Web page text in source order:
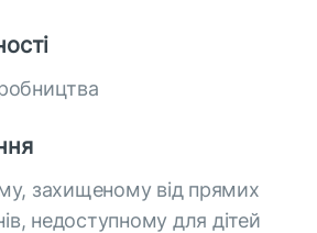
захищеному від прямих
недоступному для дітей